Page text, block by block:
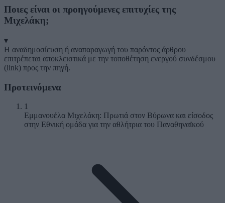
Ποιες είναι οι προηγούμενες επιτυχίες της
Μιχελάκη;
▾
Η αναδημοσίευση ή αναπαραγωγή του παρόντος άρθρου
επιτρέπεται αποκλειστικά με την τοποθέτηση ενεργού συνδέσμου
(link) προς την πηγή.
Προτεινόμενα
1
Εμμανουέλα Μιχελάκη: Πρωτιά στον Βύρωνα και είσοδος
στην Εθνική ομάδα για την αθλήτρια του Παναθηναϊκού